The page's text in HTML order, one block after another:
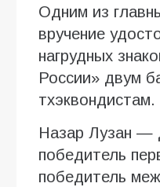
Одним из
вручение
нагрудных
России» двум
тхэквондистам.
Назар Лузан —
победитель
победитель